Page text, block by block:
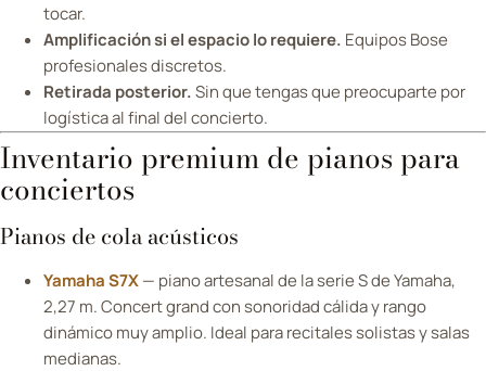
tocar.
Amplificación si el espacio lo requiere. Equipos Bose
profesionales discretos.
Retirada posterior.Sin que tengas que preocuparte por
logística al final del concierto.
Inventario premium de pianos para
conciertos
Pianos de cola acústicos
Yamaha S7X— piano artesanal de la serie S de Yamaha,
2,27 m. Concert grand con sonoridad cálida y rango
dinámico muy amplio. Ideal para recitales solistas y salas
medianas.